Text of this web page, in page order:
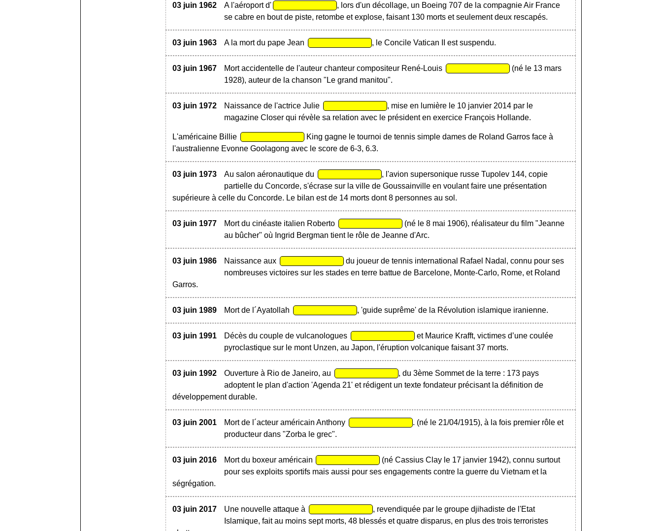
03 juin 1962 A l'aéroport d'
, lors d'un décollage, un Boeing 707 de la compagnie Air France
se cabre en bout de piste, retombe et explose, faisant 130 morts et seulement deux rescapés.
03 juin 1963 A la mort du pape Jean , le Concile Vatican II est suspendu.
03 juin 1967 Mort accidentelle de l'auteur chanteur compositeur René-Louis
(né le 13 mars
1928), auteur de la chanson "Le grand manitou".
03 juin 1972 Naissance de l'actrice Julie
, mise en lumière le 10 janvier 2014 par le
magazine Closer qui révèle sa relation avec le président en exercice François Hollande.
L'américaine Billie
King gagne le tournoi de tennis simple dames de Roland Garros face à
l'australienne Evonne Goolagong avec le score de 6-3, 6.3.
03 juin 1973 Au salon aéronautique du
, l'avion supersonique russe Tupolev 144, copie
partielle du Concorde, s'écrase sur la ville de Goussainville en voulant faire une présentation
supérieure à celle du Concorde. Le bilan est de 14 morts dont 8 personnes au sol.
03 juin 1977 Mort du cinéaste italien Roberto
(né le 8 mai 1906), réalisateur du film "Jeanne
au bûcher" où Ingrid Bergman tient le rôle de Jeanne d'Arc.
03 juin 1986 Naissance aux
du joueur de tennis international Rafael Nadal, connu pour ses
nombreuses victoires sur les stades en terre battue de Barcelone, Monte-Carlo, Rome, et Roland
Garros.
03 juin 1989 Mort de l´Ayatollah , 'guide suprême' de la Révolution islamique iranienne.
03 juin 1991 Décès du couple de vulcanologues
et Maurice Krafft, victimes d’une coulée
pyroclastique sur le mont Unzen, au Japon, l'éruption volcanique faisant 37 morts.
03 juin 1992 Ouverture à Rio de Janeiro, au
, du 3ème Sommet de la terre : 173 pays
adoptent le plan d'action 'Agenda 21' et rédigent un texte fondateur précisant la définition de
développement durable.
03 juin 2001 Mort de l´acteur américain Anthony
. (né le 21/04/1915), à la fois premier rôle et
producteur dans "Zorba le grec".
03 juin 2016 Mort du boxeur américain
(né Cassius Clay le 17 janvier 1942), connu surtout
pour ses exploits sportifs mais aussi pour ses engagements contre la guerre du Vietnam et la
ségrégation.
03 juin 2017 Une nouvelle attaque à
, revendiquée par le groupe djihadiste de l'Etat
Islamique, fait au moins sept morts, 48 blessés et quatre disparus, en plus des trois terroristes